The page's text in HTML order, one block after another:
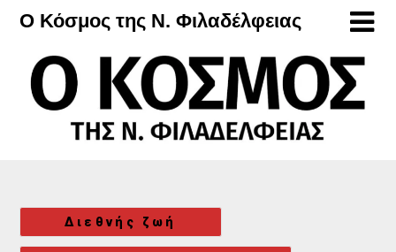
Μετάβαση
περιεχόμενο
Ο Κόσμος της Ν. Φιλαδέλφειας
Διεθνής ζωή